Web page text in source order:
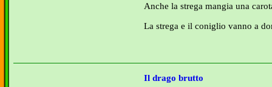
Anche la strega mangia una
La strega e il coniglio vanno a
Il drago brutto